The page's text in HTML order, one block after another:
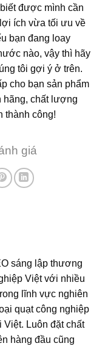
được mình cần
ích vừa tối ưu về
bạn đang loay
nào, vậy thì hãy
tôi gợi ý ở trên.
cho bạn sản phẩm
hãng, chất lượng
thành công!
giá
sáng lập thương
Việt với nhiều
lĩnh vực nghiên
quạt công nghiệp
Luôn đặt chất
hàng đầu cũng